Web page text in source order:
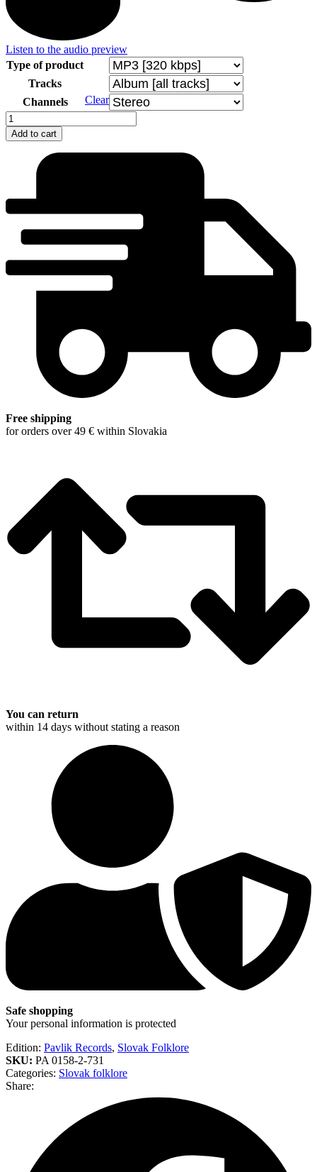
Listen to the audio preview
Type of product
Tracks
Channels
Clear
Nad
Prečínom,
nad
dzedzinú
Add to cart
Free shipping
for orders over 49 € within Slovakia
You can return
within 14 days without stating a reason
Safe shopping
Your personal information is protected
Edition: Pavlik Records, Slovak Folklore
SKU: PA 0158-2-731
Categories: Slovak folklore
Share: